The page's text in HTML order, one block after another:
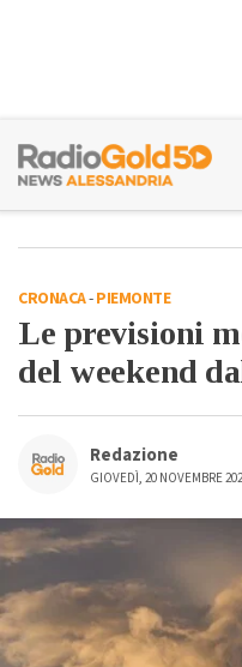
CRONACA-PIEMONTE
Le previsioni
del weekend
Redazione
GIOVEDÌ, 20 NOVEMBRE